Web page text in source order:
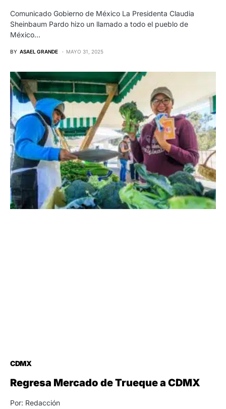
Comunicado Gobierno de México La Presidenta Claudia
Sheinbaum Pardo hizo un llamado a todo el pueblo de
México…
BY ASAEL GRANDE MAYO 31, 2025
CDMX
Regresa Mercado de Trueque a CDMX
Por: Redacción